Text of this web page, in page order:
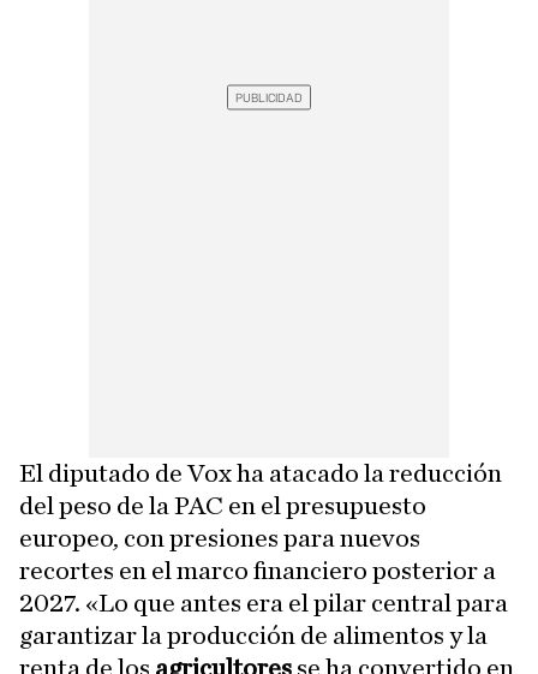
El diputado de Vox ha atacado la reducción
del peso de la PAC en el presupuesto
europeo, con presiones para nuevos
recortes en el marco financiero posterior a
2027. «Lo que antes era el pilar central para
garantizar la producción de alimentos y la
renta de los agricultores se ha convertido en